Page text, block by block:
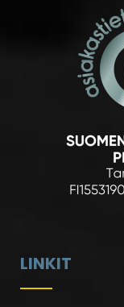
LINKIT